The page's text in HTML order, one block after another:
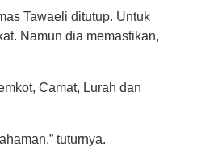
Tawaeli ditutup. Untuk
Namun dia memastikan,
Camat, Lurah dan
tuturnya.